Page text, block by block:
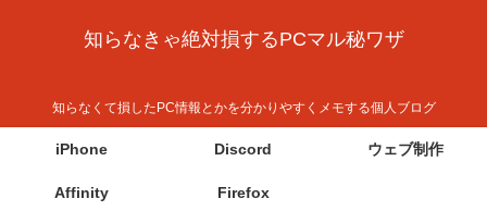
知らなきゃ絶対損するPCマル秘ワザ
知らなくて損したPC情報とかを分かりやすくメモする個人ブログ
iPhone Discord ウェブ制作
Affinity Firefox